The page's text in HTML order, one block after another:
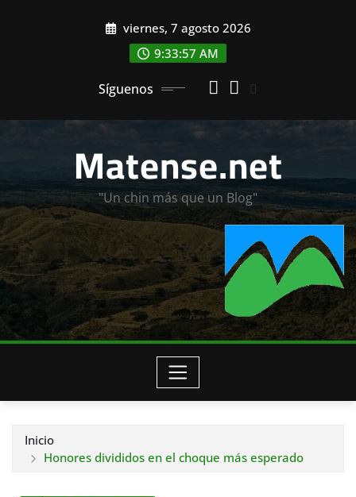
viernes, 7 agosto 2026
9:33:59 AM
Síguenos
Matense.net
"Un chin más que un Blog"
Inicio
Honores divididos en el choque más esperado